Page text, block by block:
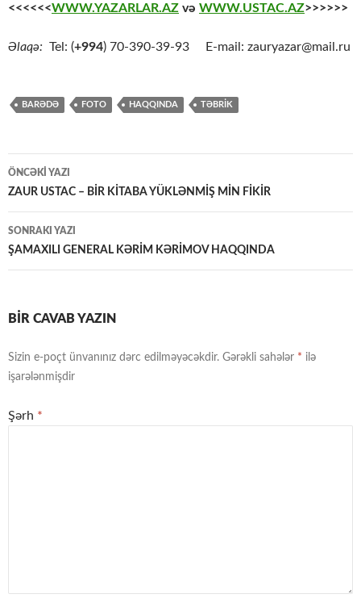
<<<<<<WWW.YAZARLAR.AZ və WWW.USTAC.AZ>>>>>>
Əlaqə: Tel: (+994) 70-390-39-93 E-mail: zauryazar@mail.ru
BARƏDƏ FOTO HAQQINDA TƏBRİK
Yazılar
üzrə
naviqasiya
ÖNCƏKI YAZI
ZAUR USTAC – BİR KİTABA YÜKLƏNMİŞ MİN FİKİR
SONRAKI YAZI
ŞAMAXILI GENERAL KƏRİM KƏRİMOV HAQQINDA
BIR CAVAB YAZIN
Sizin e-poçt ünvanınız dərc edilməyəcəkdir. Gərəkli sahələr * ilə
işarələnmişdir
Şərh *